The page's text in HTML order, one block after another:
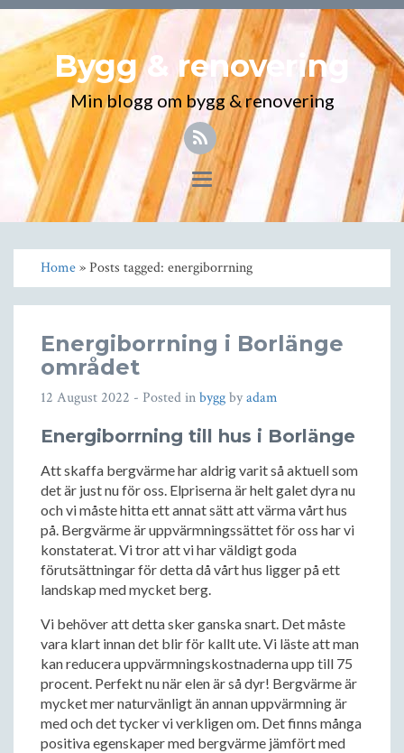
Bygg & renovering
Min blogg om bygg & renovering
Toggle
navigation
Home» Posts tagged: energiborrning
Energiborrning i Borlänge
området
12 August 2022 - Posted inbyggbyadam
Energiborrning till hus i Borlänge
Att skaffa bergvärme har aldrig varit så aktuell som
det är just nu för oss. Elpriserna är helt galet dyra nu
och vi måste hitta ett annat sätt att värma vårt hus
på. Bergvärme är uppvärmningssättet för oss har vi
konstaterat. Vi tror att vi har väldigt goda
förutsättningar för detta då vårt hus ligger på ett
landskap med mycket berg.
Vi behöver att detta sker ganska snart. Det måste
vara klart innan det blir för kallt ute. Vi läste att man
kan reducera uppvärmningskostnaderna upp till 75
procent. Perfekt nu när elen är så dyr! Bergvärme är
mycket mer naturvänligt än annan uppvärmning är
med och det tycker vi verkligen om. Det finns många
positiva egenskaper med bergvärme jämfört med